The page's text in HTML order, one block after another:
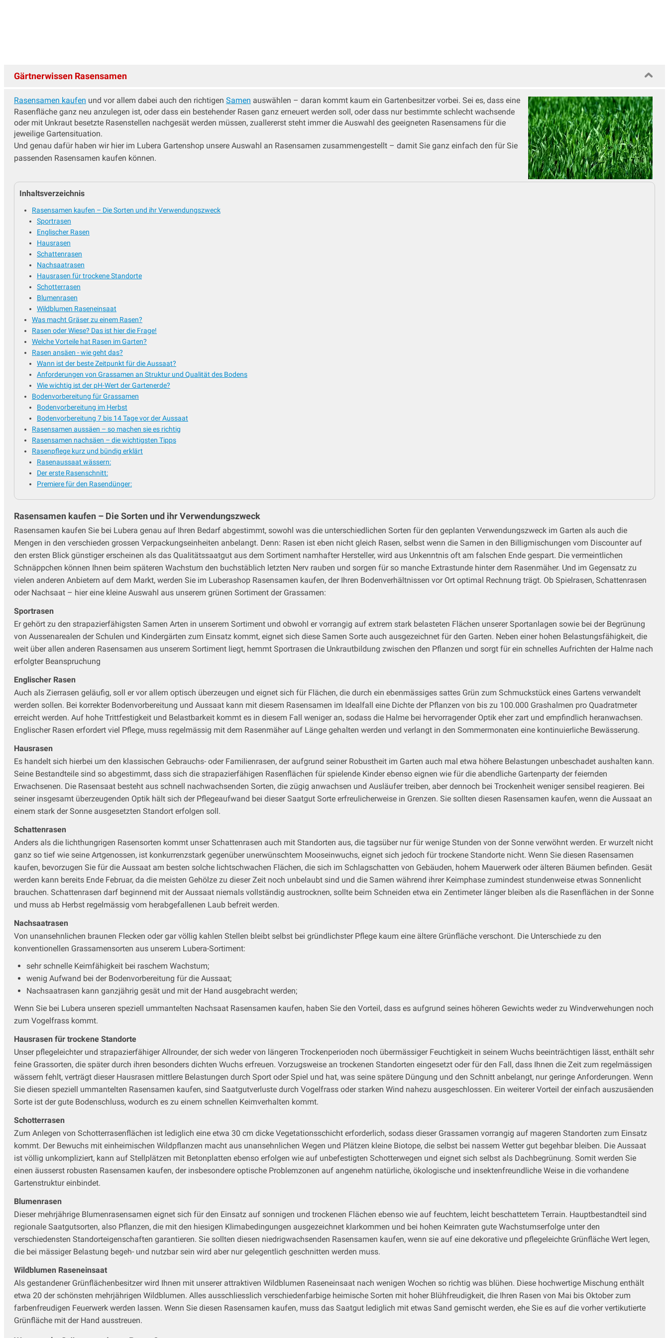
Mais Samen
Melonen Samen
Microgreens, Keimlinge
Minigemüse für Balkon und Terrasse
Okra Samen
Paprika Samen
Pastinaken Samen
Physalis Samen
Radieschen Samen
Rasensamen
Rettich
Ringelblume
Rote Bete Samen
Saatkartoffeln
Salate Samen
Schnittlauchsamen
Schwarzwurzel
Sellerie Samen
Sonstige Hülsenfrüchte
Spinat Samen
Tomatensamen
Tomatillo Samen
Wintergemüse Samen
Wurzel- und Knollengemüse
Wurzelpetersilie
Zucchetti Samen
Zwiebel Samen
Gärtnerwissen Rasensamen
Rasensamen kaufen und vor allem dabei auch den richtigen Samen auswählen – daran kommt kaum ein Gartenbesitzer vorbei. Sei es, dass eine
Rasenfläche ganz neu anzulegen ist, oder dass ein bestehender Rasen ganz erneuert werden soll, oder dass nur bestimmte schlecht wachsende
oder mit Unkraut besetzte Rasenstellen nachgesät werden müssen, zuallererst steht immer die Auswahl des geeigneten Rasensamens für die
jeweilige Gartensituation.
Und genau dafür haben wir hier im Lubera Gartenshop unsere Auswahl an Rasensamen zusammengestellt – damit Sie ganz einfach den für Sie
passenden Rasensamen kaufen können.
Inhaltsverzeichnis
Rasensamen kaufen – Die Sorten und ihr Verwendungszweck
Sportrasen
Englischer Rasen
Hausrasen
Schattenrasen
Nachsaatrasen
Hausrasen für trockene Standorte
Schotterrasen
Blumenrasen
Wildblumen Raseneinsaat
Was macht Gräser zu einem Rasen?
Rasen oder Wiese? Das ist hier die Frage!
Welche Vorteile hat Rasen im Garten?
Rasen ansäen - wie geht das?
Wann ist der beste Zeitpunkt für die Aussaat?
Anforderungen von Grassamen an Struktur und Qualität des Bodens
Wie wichtig ist der pH-Wert der Gartenerde?
Bodenvorbereitung für Grassamen
Bodenvorbereitung im Herbst
Bodenvorbereitung 7 bis 14 Tage vor der Aussaat
Rasensamen aussäen – so machen sie es richtig
Rasensamen nachsäen – die wichtigsten Tipps
Rasenpflege kurz und bündig erklärt
Rasenaussaat wässern:
Der erste Rasenschnitt:
Premiere für den Rasendünger:
Rasensamen kaufen – Die Sorten und ihr Verwendungszweck
Rasensamen kaufen Sie bei Lubera genau auf Ihren Bedarf abgestimmt, sowohl was die unterschiedlichen Sorten für den geplanten Verwendungszweck im Garten als auch die
Mengen in den verschieden grossen Verpackungseinheiten anbelangt. Denn: Rasen ist eben nicht gleich Rasen, selbst wenn die Samen in den Billigmischungen vom Discounter auf
den ersten Blick günstiger erscheinen als das Qualitätssaatgut aus dem Sortiment namhafter Hersteller, wird aus Unkenntnis oft am falschen Ende gespart. Die vermeintlichen
Schnäppchen können Ihnen beim späteren Wachstum den buchstäblich letzten Nerv rauben und sorgen für so manche Extrastunde hinter dem Rasenmäher. Und im Gegensatz zu
vielen anderen Anbietern auf dem Markt, werden Sie im Luberashop Rasensamen kaufen, der Ihren Bodenverhältnissen vor Ort optimal Rechnung trägt. Ob Spielrasen, Schattenrasen
oder Nachsaat – hier eine kleine Auswahl aus unserem grünen Sortiment der Grassamen:
Sportrasen
Er gehört zu den strapazierfähigsten Samen Arten in unserem Sortiment und obwohl er vorrangig auf extrem stark belasteten Flächen unserer Sportanlagen sowie bei der Begrünung
von Aussenarealen der Schulen und Kindergärten zum Einsatz kommt, eignet sich diese Samen Sorte auch ausgezeichnet für den Garten. Neben einer hohen Belastungsfähigkeit, die
weit über allen anderen Rasensamen aus unserem Sortiment liegt, hemmt Sportrasen die Unkrautbildung zwischen den Pflanzen und sorgt für ein schnelles Aufrichten der Halme nach
erfolgter Beanspruchung
Englischer Rasen
Auch als Zierrasen geläufig, soll er vor allem optisch überzeugen und eignet sich für Flächen, die durch ein ebenmässiges sattes Grün zum Schmuckstück eines Gartens verwandelt
werden sollen. Bei korrekter Bodenvorbereitung und Aussaat kann mit diesem Rasensamen im Idealfall eine Dichte der Pflanzen von bis zu 100.000 Grashalmen pro Quadratmeter
erreicht werden. Auf hohe Trittfestigkeit und Belastbarkeit kommt es in diesem Fall weniger an, sodass die Halme bei hervorragender Optik eher zart und empfindlich heranwachsen.
Englischer Rasen erfordert viel Pflege, muss regelmässig mit dem Rasenmäher auf Länge gehalten werden und verlangt in den Sommermonaten eine kontinuierliche Bewässerung.
Hausrasen
Es handelt sich hierbei um den klassischen Gebrauchs- oder Familienrasen, der aufgrund seiner Robustheit im Garten auch mal etwa höhere Belastungen unbeschadet aushalten kann.
Seine Bestandteile sind so abgestimmt, dass sich die strapazierfähigen Rasenflächen für spielende Kinder ebenso eignen wie für die abendliche Gartenparty der feiernden
Erwachsenen. Die Rasensaat besteht aus schnell nachwachsenden Sorten, die zügig anwachsen und Ausläufer treiben, aber dennoch bei Trockenheit weniger sensibel reagieren. Bei
seiner insgesamt überzeugenden Optik hält sich der Pflegeaufwand bei dieser Saatgut Sorte erfreulicherweise in Grenzen. Sie sollten diesen Rasensamen kaufen, wenn die Aussaat an
einem stark der Sonne ausgesetzten Standort erfolgen soll.
Schattenrasen
Anders als die lichthungrigen Rasensorten kommt unser Schattenrasen auch mit Standorten aus, die tagsüber nur für wenige Stunden von der Sonne verwöhnt werden. Er wurzelt nicht
ganz so tief wie seine Artgenossen, ist konkurrenzstark gegenüber unerwünschtem Mooseinwuchs, eignet sich jedoch für trockene Standorte nicht. Wenn Sie diesen Rasensamen
kaufen, bevorzugen Sie für die Aussaat am besten solche lichtschwachen Flächen, die sich im Schlagschatten von Gebäuden, hohem Mauerwerk oder älteren Bäumen befinden. Gesät
werden kann bereits Ende Februar, da die meisten Gehölze zu dieser Zeit noch unbelaubt sind und die Samen während ihrer Keimphase zumindest stundenweise etwas Sonnenlicht
brauchen. Schattenrasen darf beginnend mit der Aussaat niemals vollständig austrocknen, sollte beim Schneiden etwa ein Zentimeter länger bleiben als die Rasenflächen in der Sonne
und muss ab Herbst regelmässig vom herabgefallenen Laub befreit werden.
Nachsaatrasen
Von unansehnlichen braunen Flecken oder gar völlig kahlen Stellen bleibt selbst bei gründlichster Pflege kaum eine ältere Grünfläche verschont. Die Unterschiede zu den
konventionellen Grassamensorten aus unserem Lubera-Sortiment:
sehr schnelle Keimfähigkeit bei raschem Wachstum;
wenig Aufwand bei der Bodenvorbereitung für die Aussaat;
Nachsaatrasen kann ganzjährig gesät und mit der Hand ausgebracht werden;
Wenn Sie bei Lubera unseren speziell ummantelten Nachsaat Rasensamen kaufen, haben Sie den Vorteil, dass es aufgrund seines höheren Gewichts weder zu Windverwehungen noch
zum Vogelfrass kommt.
Hausrasen für trockene Standorte
Unser pflegeleichter und strapazierfähiger Allrounder, der sich weder von längeren Trockenperioden noch übermässiger Feuchtigkeit in seinem Wuchs beeinträchtigen lässt, enthält sehr
feine Grassorten, die später durch ihren besonders dichten Wuchs erfreuen. Vorzugsweise an trockenen Standorten eingesetzt oder für den Fall, dass Ihnen die Zeit zum regelmässigen
wässern fehlt, verträgt dieser Hausrasen mittlere Belastungen durch Sport oder Spiel und hat, was seine spätere Düngung und den Schnitt anbelangt, nur geringe Anforderungen. Wenn
Sie diesen speziell ummantelten Rasensamen kaufen, sind Saatgutverluste durch Vogelfrass oder starken Wind nahezu ausgeschlossen. Ein weiterer Vorteil der einfach auszusäenden
Sorte ist der gute Bodenschluss, wodurch es zu einem schnellen Keimverhalten kommt.
Schotterrasen
Zum Anlegen von Schotterrasenflächen ist lediglich eine etwa 30 cm dicke Vegetationsschicht erforderlich, sodass dieser Grassamen vorrangig auf mageren Standorten zum Einsatz
kommt. Der Bewuchs mit einheimischen Wildpflanzen macht aus unansehnlichen Wegen und Plätzen kleine Biotope, die selbst bei nassem Wetter gut begehbar bleiben. Die Aussaat
ist völlig unkompliziert, kann auf Stellplätzen mit Betonplatten ebenso erfolgen wie auf unbefestigten Schotterwegen und eignet sich selbst als Dachbegrünung. Somit werden Sie
einen äusserst robusten Rasensamen kaufen, der insbesondere optische Problemzonen auf angenehm natürliche, ökologische und insektenfreundliche Weise in die vorhandene
Gartenstruktur einbindet.
Blumenrasen
Dieser mehrjährige Blumenrasensamen eignet sich für den Einsatz auf sonnigen und trockenen Flächen ebenso wie auf feuchtem, leicht beschattetem Terrain. Hauptbestandteil sind
regionale Saatgutsorten, also Pflanzen, die mit den hiesigen Klimabedingungen ausgezeichnet klarkommen und bei hohen Keimraten gute Wachstumserfolge unter den
verschiedensten Standorteigenschaften garantieren. Sie sollten diesen niedrigwachsenden Rasensamen kaufen, wenn sie auf eine dekorative und pflegeleichte Grünfläche Wert legen,
die bei mässiger Belastung begeh- und nutzbar sein wird aber nur gelegentlich geschnitten werden muss.
Wildblumen Raseneinsaat
Als gestandener Grünflächenbesitzer wird Ihnen mit unserer attraktiven Wildblumen Raseneinsaat nach wenigen Wochen so richtig was blühen. Diese hochwertige Mischung enthält
etwa 20 der schönsten mehrjährigen Wildblumen. Alles ausschliesslich verschiedenfarbige heimische Sorten mit hoher Blühfreudigkeit, die Ihren Rasen von Mai bis Oktober zum
farbenfreudigen Feuerwerk werden lassen. Wenn Sie diesen Rasensamen kaufen, muss das Saatgut lediglich mit etwas Sand gemischt werden, ehe Sie es auf die vorher vertikutierte
Grünfläche mit der Hand ausstreuen.